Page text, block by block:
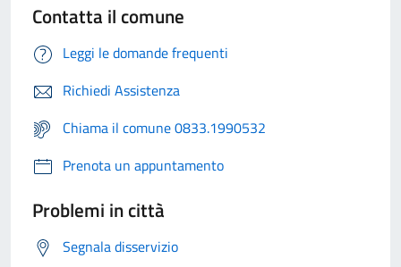
Contatta il comune
Leggi le domande frequenti
Richiedi Assistenza
Chiama il comune 0833.1990532
Prenota un appuntamento
Problemi in città
Segnala disservizio